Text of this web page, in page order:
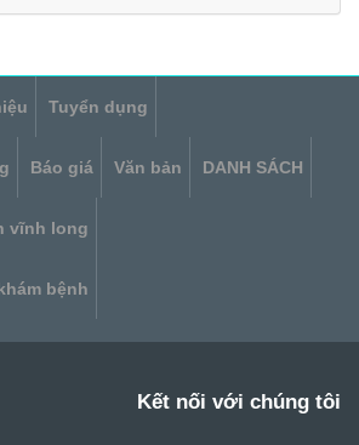
Tuyển dụng
Báo giá Văn bản DANH SÁCH
vĩnh long
bệnh
Kết nối với chúng tôi